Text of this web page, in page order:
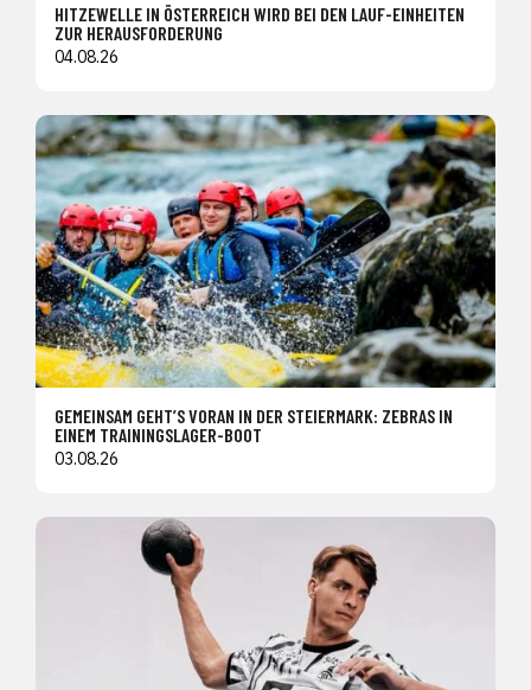
HITZEWELLE IN ÖSTERREICH WIRD BEI DEN LAUF-EINHEITEN
ZUR HERAUSFORDERUNG
04.08.26
GEMEINSAM GEHT’S VORAN IN DER STEIERMARK: ZEBRAS IN
EINEM TRAININGSLAGER-BOOT
03.08.26